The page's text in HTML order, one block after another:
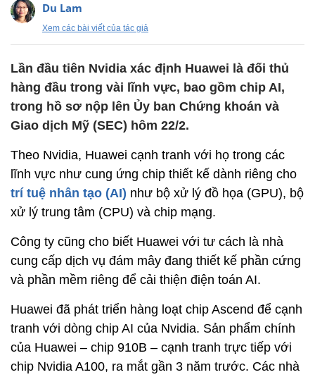
Du Lam
Xem các bài viết của tác giả
Lần đầu tiên Nvidia xác định Huawei là đối thủ
hàng đầu trong vài lĩnh vực, bao gồm chip AI,
trong hồ sơ nộp lên Ủy ban Chứng khoán và
Giao dịch Mỹ (SEC) hôm 22/2.
Theo Nvidia, Huawei cạnh tranh với họ trong các
lĩnh vực như cung ứng chip thiết kế dành riêng cho
trí tuệ nhân tạo (AI) như bộ xử lý đồ họa (GPU), bộ
xử lý trung tâm (CPU) và chip mạng.
Công ty cũng cho biết Huawei với tư cách là nhà
cung cấp dịch vụ đám mây đang thiết kế phần cứng
và phần mềm riêng để cải thiện điện toán AI.
Huawei đã phát triển hàng loạt chip Ascend để cạnh
tranh với dòng chip AI của Nvidia. Sản phẩm chính
của Huawei – chip 910B – cạnh tranh trực tiếp với
chip Nvidia A100, ra mắt gần 3 năm trước. Các nhà